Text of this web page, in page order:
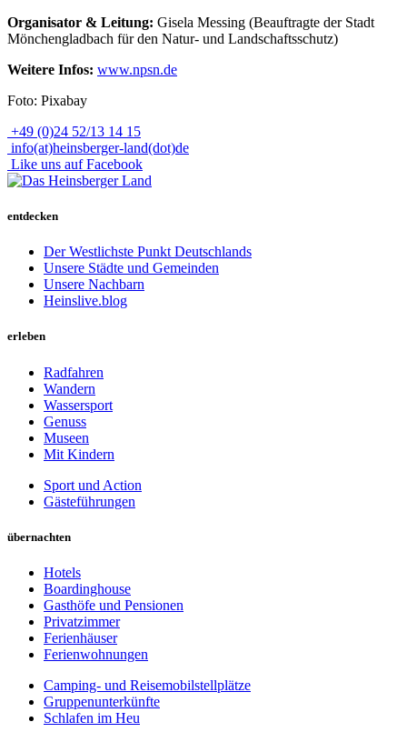
Organisator & Leitung: Gisela Messing (Beauftragte der Stadt
Mönchengladbach für den Natur- und Landschaftsschutz)
Weitere Infos: www.npsn.de
Foto: Pixabay
+49 (0)24 52/13 14 15
info(at)heinsberger-land(dot)de
Like uns auf Facebook
entdecken
Der Westlichste Punkt Deutschlands
Unsere Städte und Gemeinden
Unsere Nachbarn
Heinslive.blog
erleben
Radfahren
Wandern
Wassersport
Genuss
Museen
Mit Kindern
Sport und Action
Gästeführungen
übernachten
Hotels
Boardinghouse
Gasthöfe und Pensionen
Privatzimmer
Ferienhäuser
Ferienwohnungen
Camping- und Reisemobilstellplätze
Gruppenunterkünfte
Schlafen im Heu